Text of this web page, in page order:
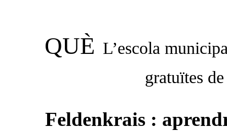
QUÈ L’escola
gratuïtes
Feldenkrais :